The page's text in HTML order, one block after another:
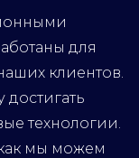
для
клиентов.
технологии.
как мы можем